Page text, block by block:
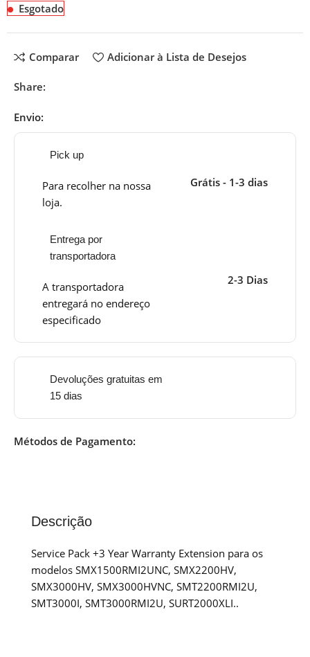
Esgotado
Comparar Adicionar à Lista de Desejos
Share:
Envio:
Pick up
Para recolher na nossa
loja.
Grátis - 1-3 dias
Entrega por
transportadora
A transportadora
entregará no endereço
especificado
2-3 Dias
Devoluções gratuitas em
15 dias
Métodos de Pagamento:
Descrição
Service Pack +3 Year Warranty Extension para os
modelos SMX1500RMI2UNC, SMX2200HV,
SMX3000HV, SMX3000HVNC, SMT2200RMI2U,
SMT3000I, SMT3000RMI2U, SURT2000XLI..